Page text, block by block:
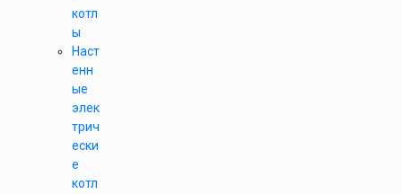
котл
ы
Наст
енн
ые
элек
трич
ески
е
котл